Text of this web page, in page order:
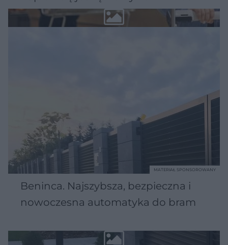
Beninca. Najszybsza, bezpieczna i
nowoczesna automatyka do bram
MATERIAŁ SPONSOROWANY